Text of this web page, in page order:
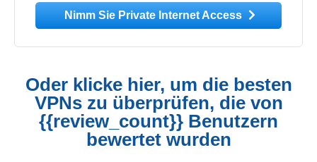
Nimm Sie Private Internet Access
Oder klicke hier, um die besten
VPNs zu überprüfen, die von
{{review_count}} Benutzern
bewertet wurden